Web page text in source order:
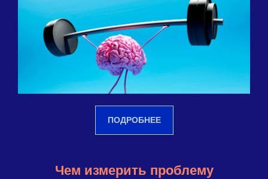
ПОДРОБНЕЕ
Чем измерить проблему